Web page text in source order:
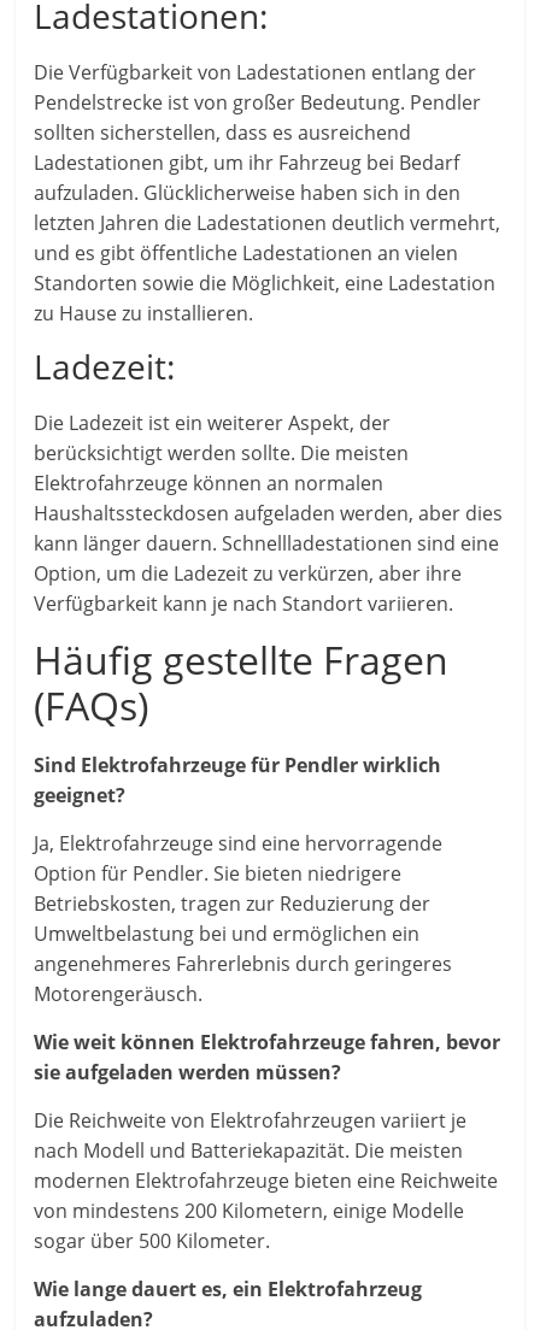
Ladestationen:
Die Verfügbarkeit von Ladestationen entlang der
Pendelstrecke ist von großer Bedeutung. Pendler
sollten sicherstellen, dass es ausreichend
Ladestationen gibt, um ihr Fahrzeug bei Bedarf
aufzuladen. Glücklicherweise haben sich in den
letzten Jahren die Ladestationen deutlich vermehrt,
und es gibt öffentliche Ladestationen an vielen
Standorten sowie die Möglichkeit, eine Ladestation
zu Hause zu installieren.
Ladezeit:
Die Ladezeit ist ein weiterer Aspekt, der
berücksichtigt werden sollte. Die meisten
Elektrofahrzeuge können an normalen
Haushaltssteckdosen aufgeladen werden, aber dies
kann länger dauern. Schnellladestationen sind eine
Option, um die Ladezeit zu verkürzen, aber ihre
Verfügbarkeit kann je nach Standort variieren.
Häufig gestellte Fragen
(FAQs)
Sind Elektrofahrzeuge für Pendler wirklich
geeignet?
Ja, Elektrofahrzeuge sind eine hervorragende
Option für Pendler. Sie bieten niedrigere
Betriebskosten, tragen zur Reduzierung der
Umweltbelastung bei und ermöglichen ein
angenehmeres Fahrerlebnis durch geringeres
Motorengeräusch.
Wie weit können Elektrofahrzeuge fahren, bevor
sie aufgeladen werden müssen?
Die Reichweite von Elektrofahrzeugen variiert je
nach Modell und Batteriekapazität. Die meisten
modernen Elektrofahrzeuge bieten eine Reichweite
von mindestens 200 Kilometern, einige Modelle
sogar über 500 Kilometer.
Wie lange dauert es, ein Elektrofahrzeug
aufzuladen?